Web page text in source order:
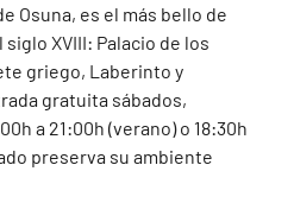
Osuna, es el más bello de
XVIII: Palacio de los
griego, Laberinto y
gratuita sábados,
a 21:00h (verano) o 18:30h
preserva su ambiente